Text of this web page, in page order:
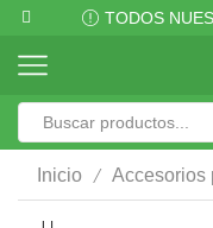
TODOS
Inicio / Accesorios